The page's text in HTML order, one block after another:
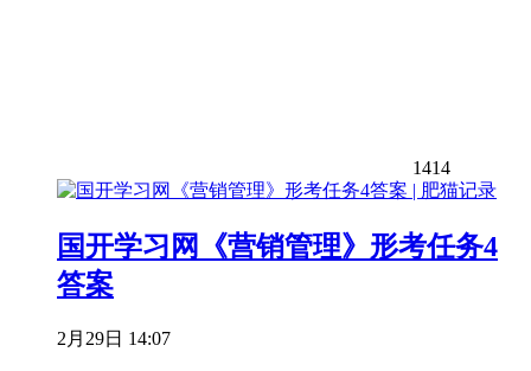
1414
国开学习网《营销管理》形考任务4
答案
2月29日 14:07